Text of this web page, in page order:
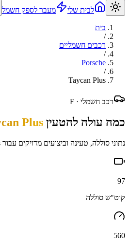
לבית שלי
מעבר לספק חשמל
בית
/
רכבים חשמליים
/
Porsche
/
Taycan Plus
רכב חשמלי · F
כמה עולה להטעין Plus
נתוני סוללה, טעינה וביצועים מדויקים עבור
97
קוט"ש סוללה
560